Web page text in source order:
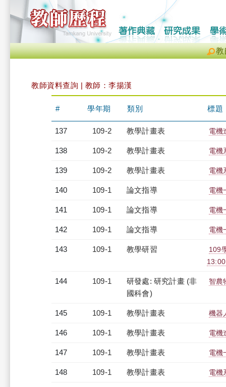
教
教師資料查詢 | 教師：李揚漢
# 學年期 類別 標題
137 109-2 教學計畫表 電機
138 109-2 教學計畫表 電機
139 109-2 教學計畫表 電機
140 109-1 論文指導 電機
141 109-1 論文指導 電機
142 109-1 論文指導 電機
143 109-1 教學研習
109
144 109-1
研發處: 研究計畫 (非
國科會)
智農
145 109-1 教學計畫表 機器
146 109-1 教學計畫表 電機
147 109-1 教學計畫表 電機
148 109-1 教學計畫表 電機